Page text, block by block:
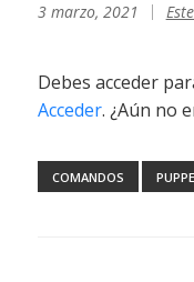
3 marzo, 2021
Debes acceder
Acceder. ¿Aún no
COMANDOS